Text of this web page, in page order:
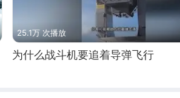
25.1万 次播放
为什么战斗机要追着导弹飞行